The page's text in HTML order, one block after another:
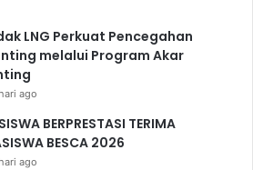
LNG Perkuat Pencegahan
melalui Program Akar
ago
BERPRESTASI TERIMA
BESCA 2026
ago